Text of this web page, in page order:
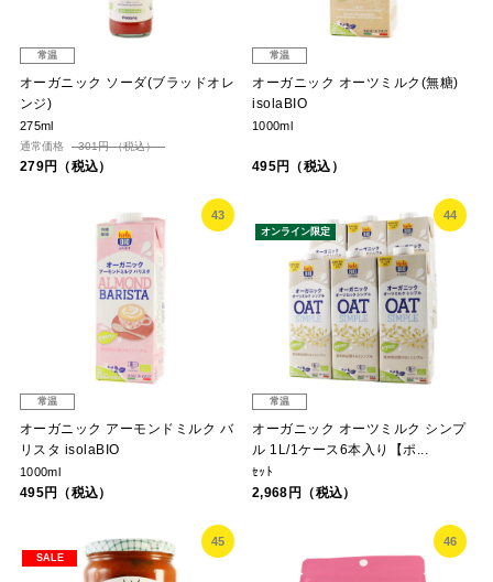
常温
オーガニック ソーダ(ブラッドオレ
ンジ)
275ml
通常価格 301円 （税込）
279円（税込）
常温
オーガニック オーツミルク(無糖)
isolaBIO
1000ml
495円（税込）
43
常温
オーガニック アーモンドミルク バ
リスタ isolaBIO
1000ml
495円（税込）
44
オンライン限定
常温
オーガニック オーツミルク シンプ
ル 1L/1ケース6本入り【ポ...
ｾｯﾄ
2,968円（税込）
45
SALE
46